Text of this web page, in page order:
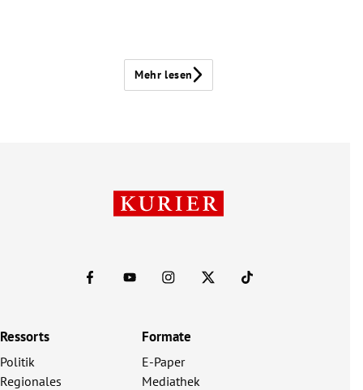
Mehr lesen
Ressorts
Politik
Regionales
Formate
E-Paper
Mediathek